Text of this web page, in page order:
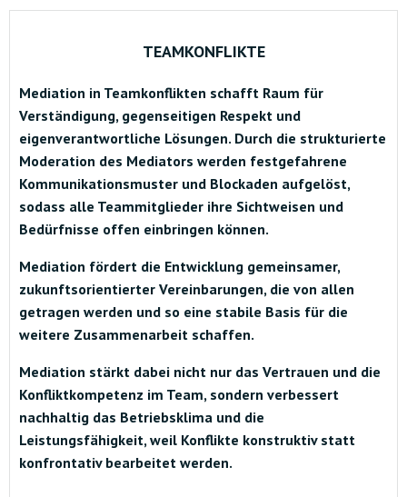
TEAMKONFLIKTE
Mediation in Teamkonflikten schafft Raum für
Verständigung, gegenseitigen Respekt und
eigenverantwortliche Lösungen. Durch die strukturierte
Moderation des Mediators werden festgefahrene
Kommunikationsmuster und Blockaden aufgelöst,
sodass alle Teammitglieder ihre Sichtweisen und
Bedürfnisse offen einbringen können.
Mediation fördert die Entwicklung gemeinsamer,
zukunftsorientierter Vereinbarungen, die von allen
getragen werden und so eine stabile Basis für die
weitere Zusammenarbeit schaffen.
Mediation stärkt dabei nicht nur das Vertrauen und die
Konfliktkompetenz im Team, sondern verbessert
nachhaltig das Betriebsklima und die
Leistungsfähigkeit, weil Konflikte konstruktiv statt
konfrontativ bearbeitet werden.